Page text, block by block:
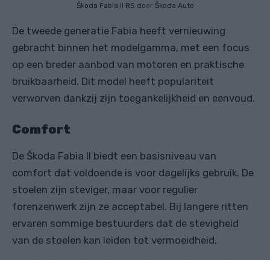
Škoda Fabia II RS door Škoda Auto
De tweede generatie Fabia heeft vernieuwing
gebracht binnen het modelgamma, met een focus
op een breder aanbod van motoren en praktische
bruikbaarheid. Dit model heeft populariteit
verworven dankzij zijn toegankelijkheid en eenvoud.
Comfort
De Škoda Fabia II biedt een basisniveau van
comfort dat voldoende is voor dagelijks gebruik. De
stoelen zijn steviger, maar voor regulier
forenzenwerk zijn ze acceptabel. Bij langere ritten
ervaren sommige bestuurders dat de stevigheid
van de stoelen kan leiden tot vermoeidheid.